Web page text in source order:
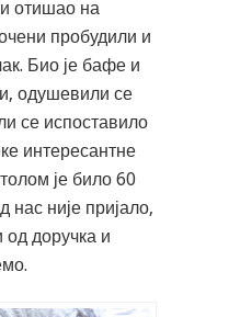
и отишао на
пробудили и
Био је бафе и
одушевили се
се испоставило
интересантне
је било 60
нас није пријало,
од доручка и